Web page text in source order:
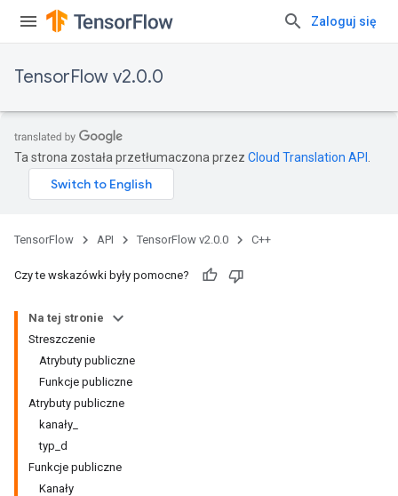
Zaloguj się
TensorFlow v2.0.0
Ta strona została przetłumaczona przez Cloud Translation API
TensorFlow API TensorFlow v2.0.0 C++
Czy te wskazówki były pomocne?
Na tej stronie
Streszczenie
Atrybuty publiczne
Funkcje publiczne
Atrybuty publiczne
kanały_
typ_d
Funkcje publiczne
Kanały